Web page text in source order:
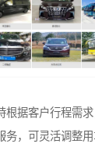
根据客户行程需
务，可灵活调整